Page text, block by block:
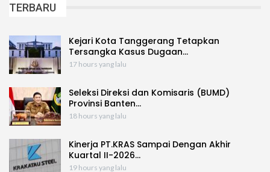
TERBARU
Kejari Kota Tanggerang Tetapkan
Tersangka Kasus Dugaan…
17 hours yang lalu
Seleksi Direksi dan Komisaris (BUMD)
Provinsi Banten…
18 hours yang lalu
Kinerja PT.KRAS Sampai Dengan Akhir
Kuartal II-2026…
19 hours yang lalu